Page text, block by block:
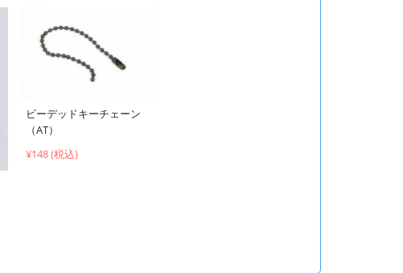
ビーデッドキーチェーン
（AT）
¥148 (税込)